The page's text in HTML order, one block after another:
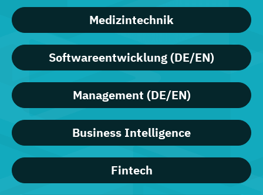
Medizintechnik
Softwareentwicklung (DE/EN)
Management (DE/EN)
Business Intelligence
Fintech